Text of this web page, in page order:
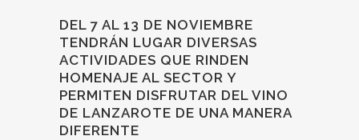
DEL 7 AL 13 DE NOVIEMBRE
TENDRÁN LUGAR DIVERSAS
ACTIVIDADES QUE RINDEN
HOMENAJE AL SECTOR Y
PERMITEN DISFRUTAR DEL VINO
DE LANZAROTE DE UNA MANERA
DIFERENTE